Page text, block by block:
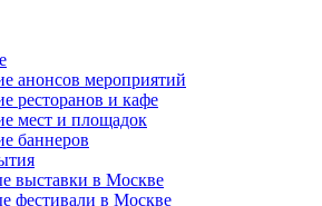
анонсов мероприятий
ресторанов и кафе
мест и площадок
баннеров
выставки в Москве
фестивали в Москве